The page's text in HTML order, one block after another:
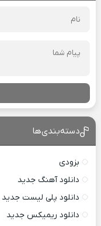
دسته‌بندی‌ها
بزودی
دانلود آهنگ جدید
دانلود پلی لیست جدید
دانلود ریمیکس جدید